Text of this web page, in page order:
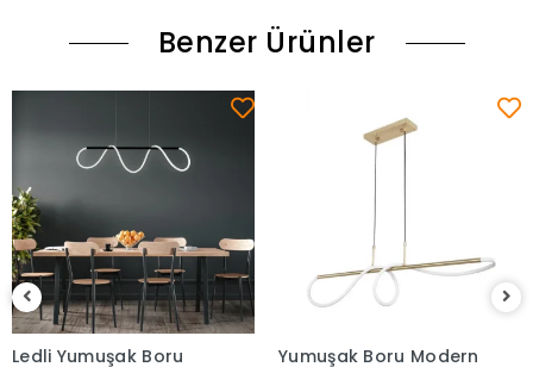
Benzer Ürünler
Ledli Yumuşak Boru
Yumuşak Boru Modern